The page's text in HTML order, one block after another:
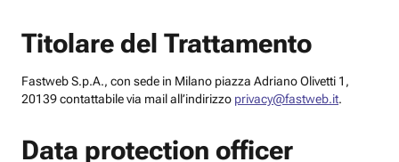
Titolare del Trattamento
Fastweb S.p.A., con sede in Milano piazza Adriano Olivetti 1,
20139 contattabile via mail all’indirizzo privacy@fastweb.it.
Data protection officer